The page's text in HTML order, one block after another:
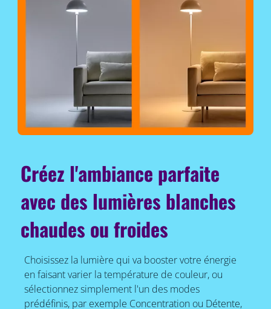
Créez l'ambiance parfaite
avec des lumières blanches
chaudes ou froides
Choisissez la lumière qui va booster votre énergie
en faisant varier la température de couleur, ou
sélectionnez simplement l'un des modes
prédéfinis, par exemple Concentration ou Détente,